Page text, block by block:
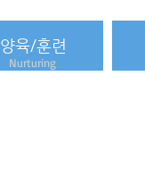
양육/훈련
Nurturing